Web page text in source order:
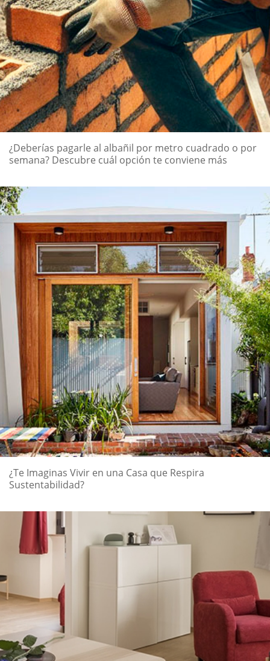
¿Deberías pagarle al albañil por metro cuadrado o por
semana? Descubre cuál opción te conviene más
¿Te Imaginas Vivir en una Casa que Respira
Sustentabilidad?